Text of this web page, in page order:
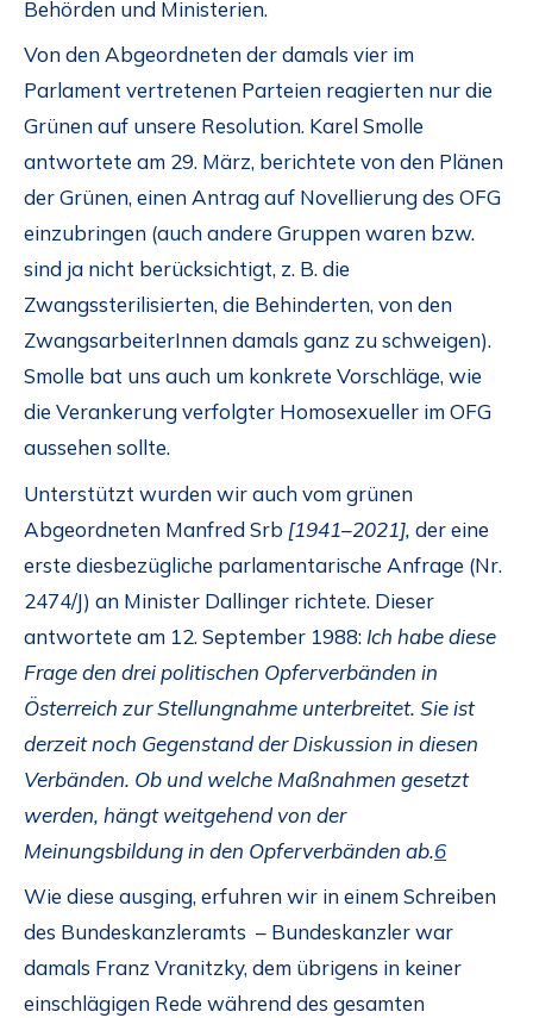
Behörden und Ministerien.
Von den Abgeordneten der damals vier im
Parlament vertretenen Parteien reagierten nur die
Grünen auf unsere Resolution. Karel Smolle
antwortete am 29. März, berichtete von den Plänen
der Grünen, einen Antrag auf Novellierung des OFG
einzubringen (auch andere Gruppen waren bzw.
sind ja nicht berücksichtigt, z. B. die
Zwangssterilisierten, die Behinderten, von den
ZwangsarbeiterInnen damals ganz zu schweigen).
Smolle bat uns auch um konkrete Vorschläge, wie
die Verankerung verfolgter Homosexueller im OFG
aussehen sollte.
Unterstützt wurden wir auch vom grünen
Abgeordneten Manfred Srb [1941–2021], der eine
erste diesbezügliche parlamentarische Anfrage (Nr.
2474/J) an Minister Dallinger richtete. Dieser
antwortete am 12. September 1988: Ich habe diese
Frage den drei politischen Opferverbänden in
Österreich zur Stellungnahme unterbreitet. Sie ist
derzeit noch Gegenstand der Diskussion in diesen
Verbänden. Ob und welche Maßnahmen gesetzt
werden, hängt weitgehend von der
Meinungsbildung in den Opferverbänden ab.6
Wie diese ausging, erfuhren wir in einem Schreiben
des Bundeskanzleramts – Bundeskanzler war
damals Franz Vranitzky, dem übrigens in keiner
einschlägigen Rede während des gesamten